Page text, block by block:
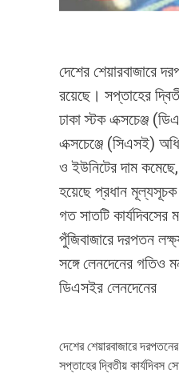
দেশের শেয়ারবাজারে
রয়েছে। সপ্তাহের
ঢাকা স্টক এক্সচেঞ্জ
এক্সচেঞ্জে (সিএসই)
ও ইউনিটের দাম
হয়েছে প্রধান
গত সাতটি কার্যদিবসের
পুঁজিবাজারে দরপতন
সঙ্গে লেনদেনের গতিও
ডিএসইর লেনদেনের
দেশের শেয়ারবাজারে
সপ্তাহের দ্বিতীয় কার্যদিবস